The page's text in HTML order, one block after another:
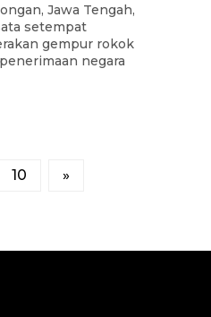
Jawa Tengah,
setempat
gempur rokok
negara
10 »